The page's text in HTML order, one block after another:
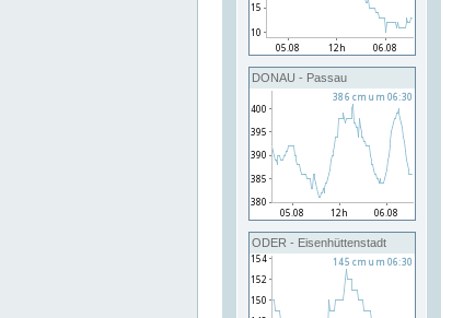
DONAU - Passau
ODER - Eisenhüttenstadt